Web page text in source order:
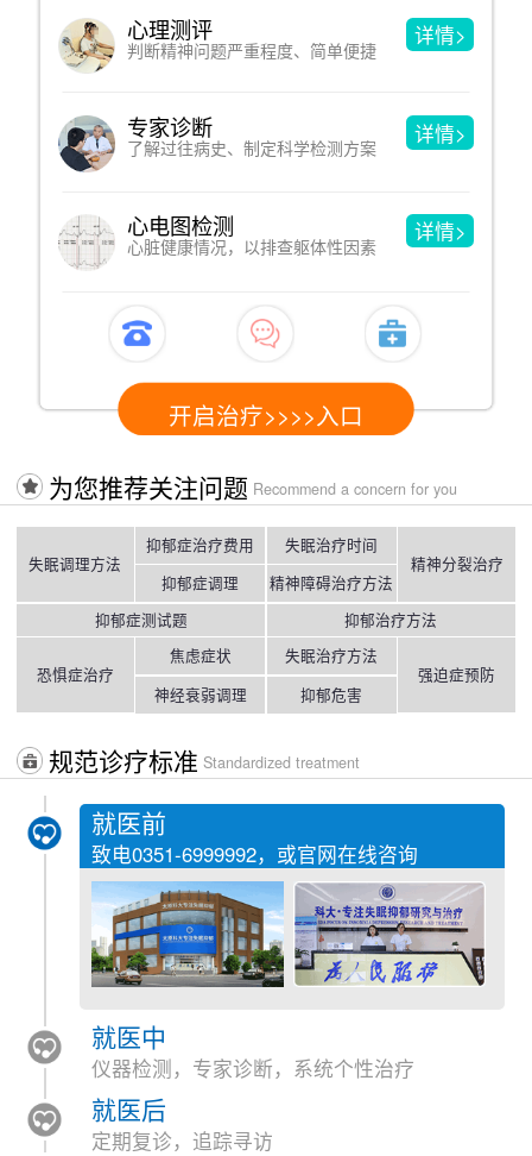
心理测评
判断精神问题严重程度、简单便捷
详情>
专家诊断
了解过往病史、制定科学检测方案
详情>
心电图检测
心脏健康情况，以排查躯体性因素
详情>
开启治疗>>>>入口
为您推荐关注问题 Recommend a concern for you
失眠调理方法
抑郁症治疗费用
抑郁症调理
失眠治疗时间
精神障碍治疗方法
精神分裂治疗
抑郁症测试题 抑郁治疗方法
恐惧症治疗
焦虑症状
神经衰弱调理
失眠治疗方法
抑郁危害
强迫症预防
规范诊疗标准 Standardized treatment
就医前
致电0351-6999992，或官网在线咨询
就医中
仪器检测，专家诊断，系统个性治疗
就医后
定期复诊，追踪寻访